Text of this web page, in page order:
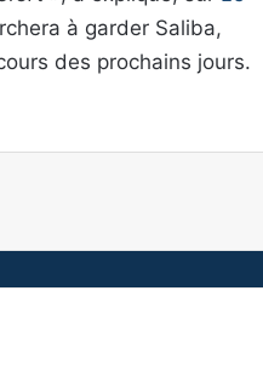
à garder Saliba,
des prochains jours.